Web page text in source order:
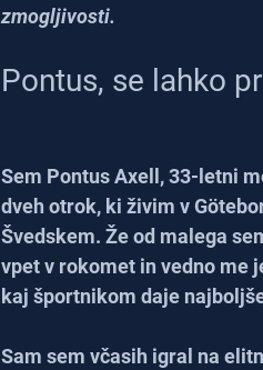
zmogljivosti.
Pontus, se lahko
Sem Pontus Axell, 33-letni
dveh otrok, ki živim v
Švedskem. Že od malega
vpet v rokomet in vedno me
kaj športnikom daje
Sam sem včasih igral na